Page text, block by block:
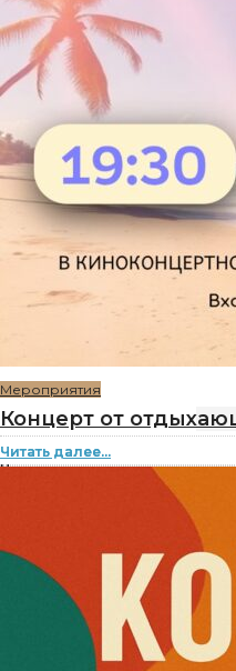
Мероприятия
Концерт от
Читать далее...